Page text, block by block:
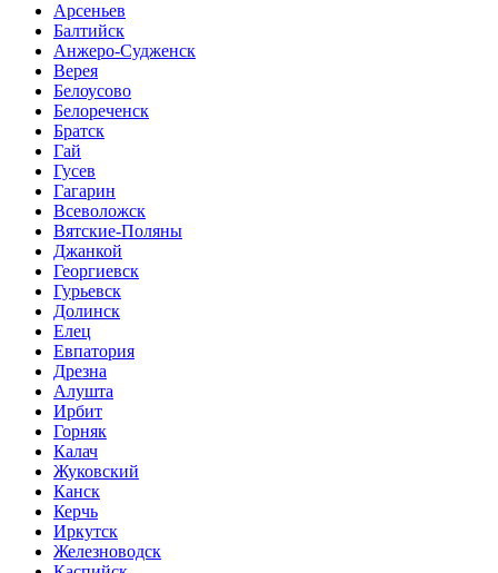
Арсеньев
Балтийск
Анжеро-Судженск
Верея
Белоусово
Белореченск
Братск
Гай
Гусев
Гагарин
Всеволожск
Вятские-Поляны
Джанкой
Георгиевск
Гурьевск
Долинск
Елец
Евпатория
Дрезна
Алушта
Ирбит
Горняк
Калач
Жуковский
Канск
Керчь
Иркутск
Железноводск